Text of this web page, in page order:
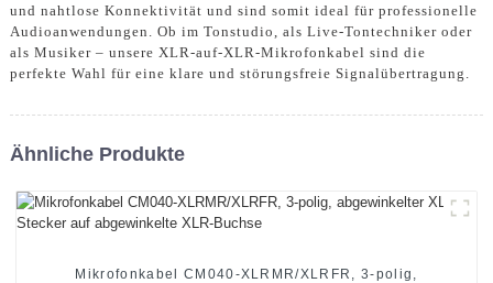
und nahtlose Konnektivität und sind somit ideal für professionelle
Audioanwendungen. Ob im Tonstudio, als Live-Tontechniker oder
als Musiker – unsere XLR-auf-XLR-Mikrofonkabel sind die
perfekte Wahl für eine klare und störungsfreie Signalübertragung.
Ähnliche Produkte
Mikrofonkabel CM040-XLRMR/XLRFR, 3-polig,